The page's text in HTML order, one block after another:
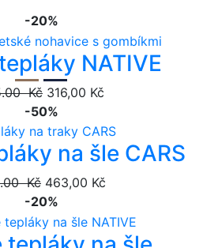
-20%
NATIVE
Kč 316,00 Kč
-50%
na šle CARS
Kč 463,00 Kč
-20%